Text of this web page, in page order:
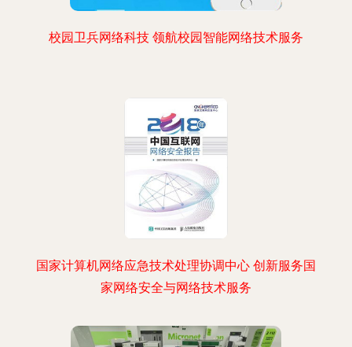
校园卫兵网络科技 领航校园智能网络技术服务
国家计算机网络应急技术处理协调中心 创新服务国
家网络安全与网络技术服务